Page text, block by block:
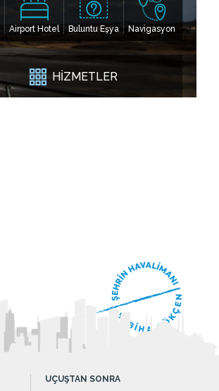
Airport Hotel Buluntu Eşya Navigasyon
HİZMETLER
UÇUŞTAN SONRA